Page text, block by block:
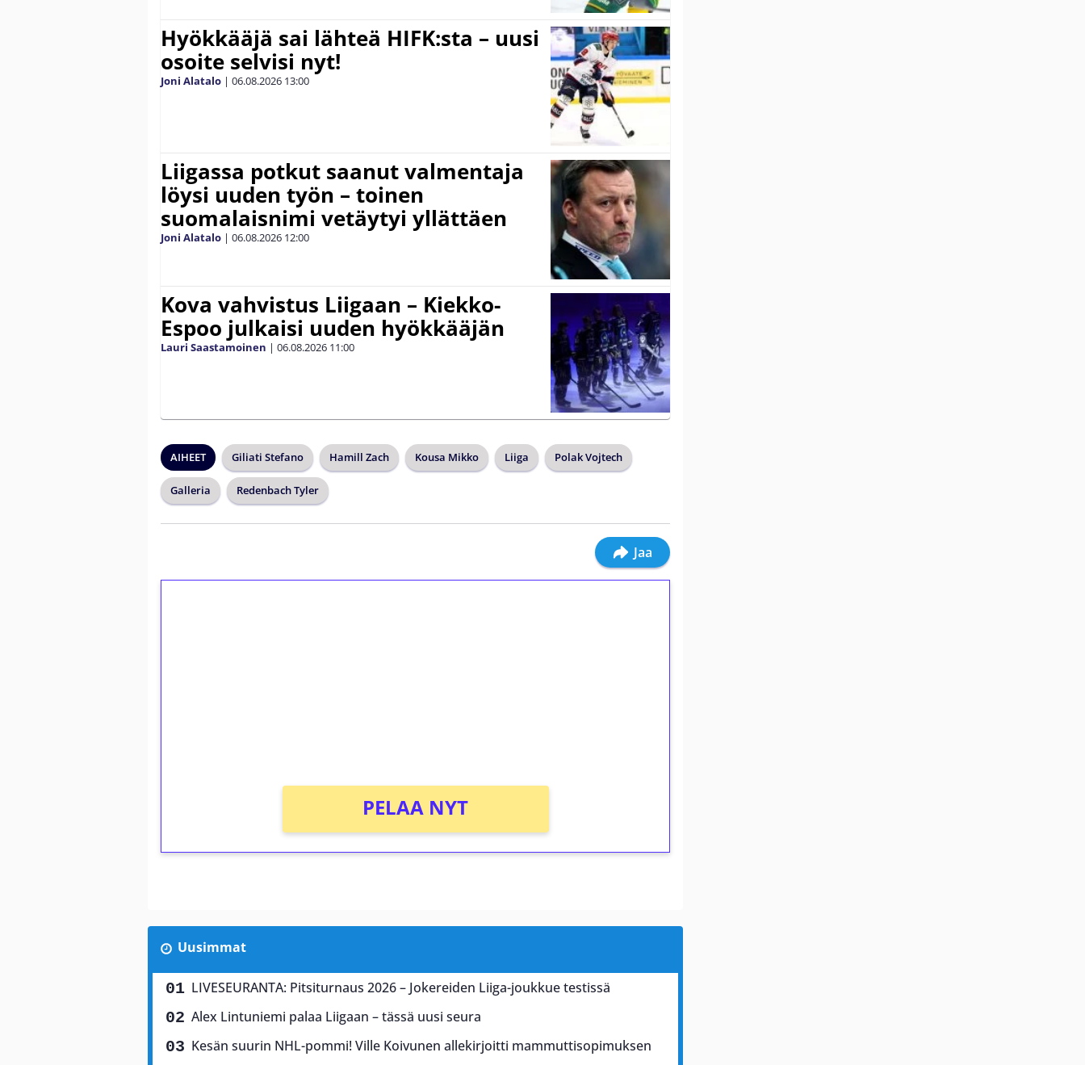
Hyökkääjä sai lähteä HIFK:sta – uusi
osoite selvisi nyt!
Joni Alatalo | 06.08.2026 13:00
Liigassa potkut saanut valmentaja
löysi uuden työn – toinen
suomalaisnimi vetäytyi yllättäen
Joni Alatalo | 06.08.2026 12:00
Kova vahvistus Liigaan – Kiekko-
Espoo julkaisi uuden hyökkääjän
Lauri Saastamoinen | 06.08.2026 11:00
AIHEET Giliati Stefano Hamill Zach Kousa Mikko Liiga Polak Vojtech
Galleria Redenbach Tyler
Jaa
PELAA NYT
Uusimmat
LIVESEURANTA: Pitsiturnaus 2026 – Jokereiden Liiga-joukkue testissä
Alex Lintuniemi palaa Liigaan – tässä uusi seura
Kesän suurin NHL-pommi! Ville Koivunen allekirjoitti mammuttisopimuksen